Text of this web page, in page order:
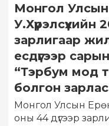
Монгол
У.Хүрэлсүхийн
зарлигаар
есдүгээр
“Тэрбум мод
болгон
Монгол Улсын
оны 44 дүгээр